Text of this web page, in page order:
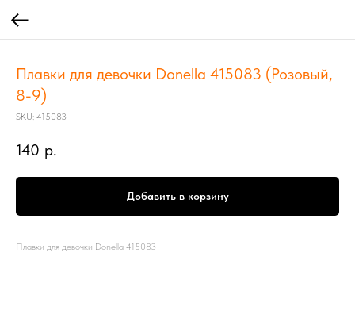
Плавки для девочки Donella 415083 (Розовый,
8-9)
SKU: 415083
140 р.
Добавить в корзину
Плавки для девочки Donella 415083